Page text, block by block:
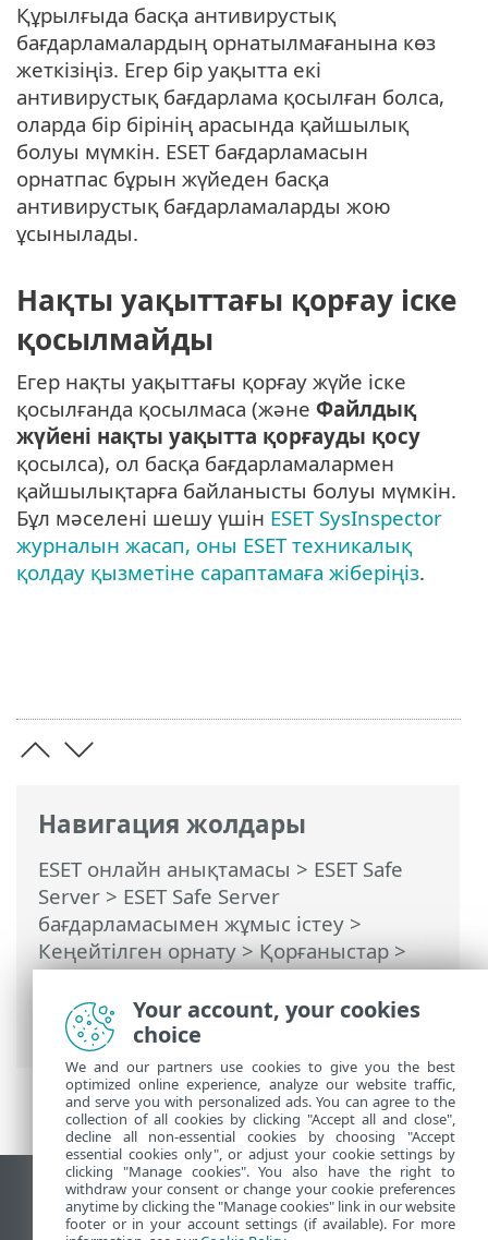
Навигация жолдары
ESET онлайн анықтамасы > ESET Safe
Server > ESET Safe Server
бағдарламасымен жұмыс істеу >
Кеңейтілген орнату>Қорғаныстар>
Нақты уақыттағы файл жүйесін қорғау
> Нақты уақыттағы қорғау жұмыс
істемей жатса не істеу керек
Құрылғыда басқа антивирустық
бағдарламалардың орнатылмағанына көз
жеткізіңіз. Егер бір уақытта екі
антивирустық бағдарлама қосылған болса,
оларда бір бірінің арасында қайшылық
болуы мүмкін. ESET бағдарламасын
орнатпас бұрын жүйеден басқа
антивирустық бағдарламаларды жою
ұсынылады.
Нақты уақыттағы қорғау іске
қосылмайды
Егер нақты уақыттағы қорғау жүйе іске
қосылғанда қосылмаса (және Файлдық
жүйені нақты уақытта қорғауды қосу
қосылса), ол басқа бағдарламалармен
қайшылықтарға байланысты болуы мүмкін.
Бұл мәселені шешу үшін ESET SysInspector
журналын жасап, оны ESET техникалық
қолдау қызметіне сараптамаға жіберіңіз.
Жұмыс үстеліндегі сайтты қарау
End of Life
Your account, your cookies
choice
We and our partners use cookies to give you the best
optimized online experience, analyze our website traffic,
and serve you with personalized ads. You can agree to the
collection of all cookies by clicking "Accept all and close",
decline all non-essential cookies by choosing "Accept
essential cookies only", or adjust your cookie settings by
clicking "Manage cookies". You also have the right to
withdraw your consent or change your cookie preferences
anytime by clicking the "Manage cookies" link in our website
footer or in your account settings (if available). For more